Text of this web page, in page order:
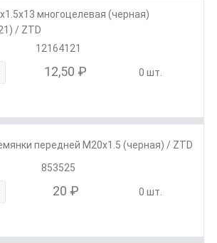
многоцелевая (черная)
/ ZTD
12164121
12,50 ₽ 0 шт.
передней М20х1.5 (черная) / ZTD
853525
20 ₽ 0 шт.